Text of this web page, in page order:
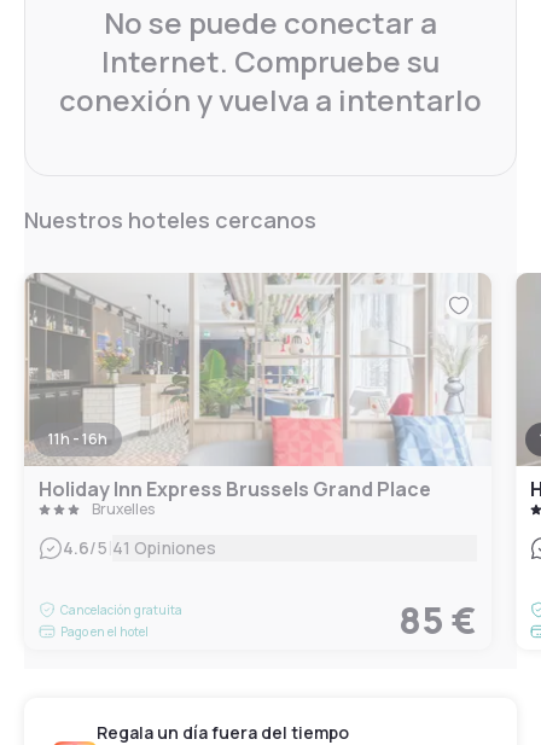
No se puede conectar a
Internet. Compruebe su
conexión y vuelva a intentarlo
Nuestros hoteles cercanos
11h - 16h
Holiday Inn Express Brussels Grand Place
Bruxelles
4.6/5 41 Opiniones
Cancelación gratuita
Pago en el hotel
85 €
Regala un día fuera del tiempo